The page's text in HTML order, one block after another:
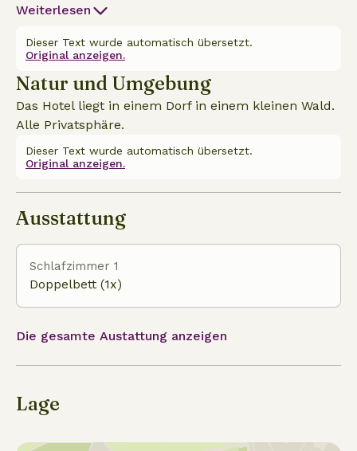
Natur zu entspannen. Kein fließendes Wasser oder
Weiterlesen
Dieser Text wurde automatisch übersetzt.
Original anzeigen.
Natur und Umgebung
Das Hotel liegt in einem Dorf in einem kleinen Wald.
Alle Privatsphäre.
Dieser Text wurde automatisch übersetzt.
Original anzeigen.
Ausstattung
Schlafzimmer 1
Doppelbett (1x)
Die gesamte Austattung anzeigen
Lage